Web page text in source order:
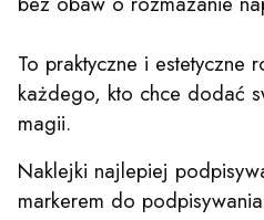
To praktyczne i estetyczne
każdego, kto chce dodać
magii.
Naklejki najlepiej
markerem do podpisywania